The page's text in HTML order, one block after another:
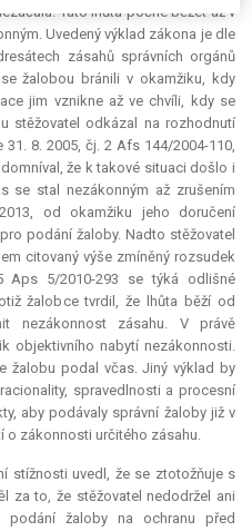
Tato lhůta počne běžet až v
Uvedený výklad zákona je dle
zásahů správních orgánů
žalobou bránili v okamžiku, kdy
jim vznikne až ve chvíli, kdy se
stěžovatel odkázal na rozhodnutí
8. 2005, čj. 2 Afs 144/2004-110,
že k takové situaci došlo i
se stal nezákonným až zrušením
od okamžiku jeho doručení
podání žaloby. Nadto stěžovatel
citovaný výše zmíněný rozsudek
Aps 5/2010-293 se týká odlišné
žalobce tvrdil, že lhůta běží od
nezákonnost zásahu. V právě
objektivního nabytí nezákonnosti.
žalobu podal včas. Jiný výklad by
spravedlnosti a procesní
aby podávaly správní žaloby již v
o zákonnosti určitého zásahu.
stížnosti uvedl, že se ztotožňuje s
za to, že stěžovatel nedodržel ani
žaloby na ochranu před